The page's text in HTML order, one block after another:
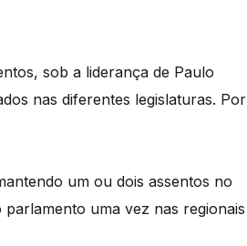
sob a liderança de Paulo
nas diferentes legislaturas. Por
um ou dois assentos no
uma vez nas regionais